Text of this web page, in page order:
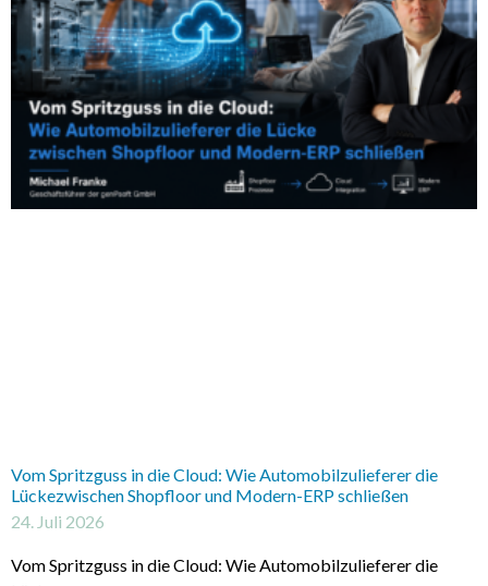
Vom Spritzguss in die Cloud: Wie Automobilzulieferer die
Lückezwischen Shopfloor und Modern-ERP schließen
24. Juli 2026
Vom Spritzguss in die Cloud: Wie Automobilzulieferer die